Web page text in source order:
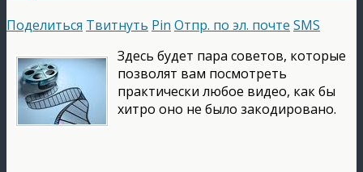
Поделиться Твитнуть Pin Отпр. по эл. почте SMS
Здесь будет пара советов, которые
позволят вам посмотреть
практически любое видео, как бы
хитро оно не было закодировано.